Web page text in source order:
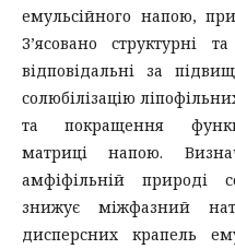
емульсійного напою,
З’ясовано структурні
відповідальні за
солюбілізацію
та покращення
матриці напою.
амфіфільній природі
знижує міжфазний
дисперсних крапель